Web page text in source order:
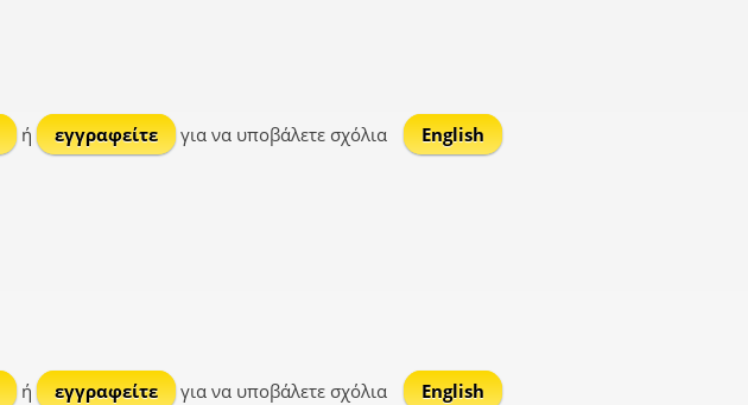
ή εγγραφείτε για να υποβάλετε σχόλια English
ή εγγραφείτε για να υποβάλετε σχόλια English